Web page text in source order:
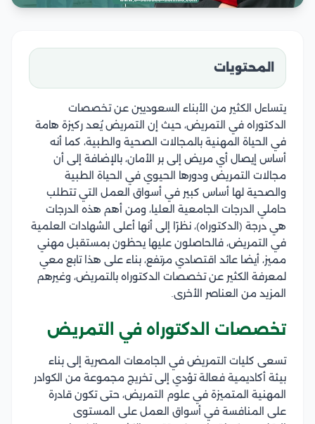
المحتويات
يتساءل الكثير من الأبناء السعوديين عن تخصصات
الدكتوراه في التمريض، حيث إن التمريض يُعد ركيزة هامة
في الحياة المهنية بالمجالات الصحية والطبية، كما أنه
أساس إيصال أي مريض إلى بر الأمان، بالإضافة إلى أن
مجالات التمريض ودورها الحيوي في الحياة الطبية
والصحية لها أساس كبير في أسواق العمل التي تتطلب
حاملي الدرجات الجامعية العليا، ومن أهم هذه الدرجات
هي درجة (الدكتوراه)، نظرًا إلى أنها أعلى الشهادات العلمية
في التمريض، فالحاصلون عليها يحظون بمستقبل مهني
مميز، أيضا عائد اقتصادي مرتفع، بناء على هذا تابع معي
لمعرفة الكثير عن تخصصات الدكتوراه بالتمريض، وغيرهم
المزيد من العناصر الأخرى.
تخصصات الدكتوراه في التمريض
تسعى كليات التمريض في الجامعات المصرية إلى بناء
بيئة أكاديمية فعالة تؤدي إلى تخريج مجموعة من الكوادر
المهنية المتميزة في علوم التمريض، حتى تكون قادرة
على المنافسة في أسواق العمل على المستوى